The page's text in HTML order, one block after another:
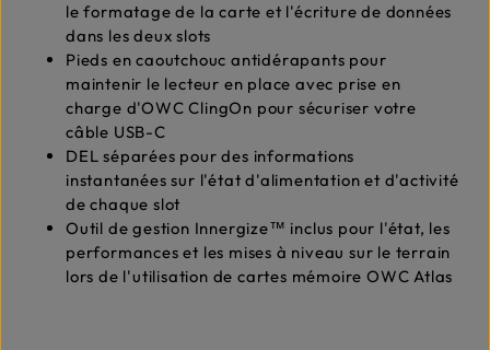
le formatage de la carte et l'écriture de données
dans les deux slots
Pieds en caoutchouc antidérapants pour
maintenir le lecteur en place avec prise en
charge d'OWC ClingOn pour sécuriser votre
câble USB-C
DEL séparées pour des informations
instantanées sur l'état d'alimentation et d'activité
de chaque slot
Outil de gestion Innergize™ inclus pour l'état, les
performances et les mises à niveau sur le terrain
lors de l'utilisation de cartes mémoire OWC Atlas